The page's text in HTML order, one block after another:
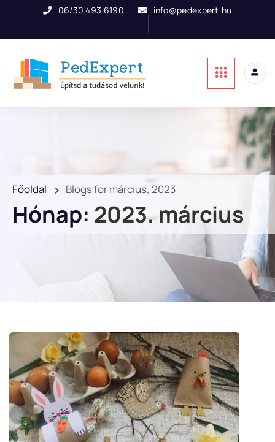
06/30 493 6190 info@pedexpert.hu
Főoldal Blogs for március, 2023
Hónap: 2023. március